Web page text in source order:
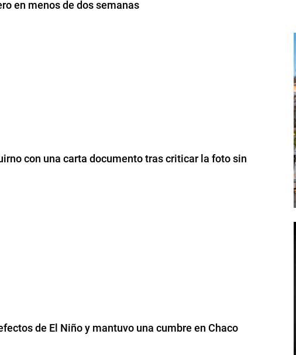
en menos de dos semanas
con una carta documento tras criticar la foto sin
de El Niño y mantuvo una cumbre en Chaco